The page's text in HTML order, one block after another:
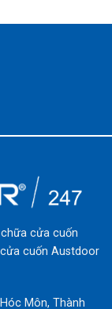
cửa cuốn
cuốn Austdoor
Môn, Thành